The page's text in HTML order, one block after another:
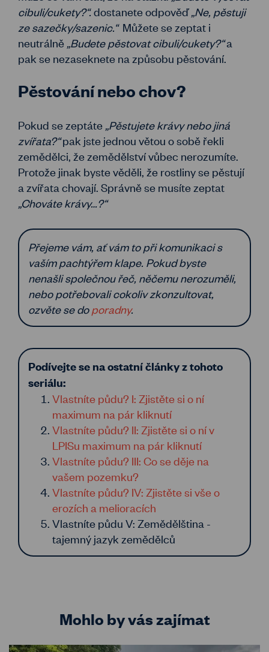
cibuli/cukety?“.dostanete odpověď„Ne, pěstuji
ze sazečky/sazenic.“Můžete se zeptat i
neutrálně „Budete pěstovat cibuli/cukety?“a
pak se nezaseknete na způsobu pěstování.
Pěstování nebo chov?
Pokud se zeptáte „Pěstujete krávy nebo jiná
zvířata?“pak jste jednou větou o sobě řekli
zemědělci, že zemědělství vůbec nerozumíte.
Protože jinak byste věděli, že rostliny se pěstují
a zvířata chovají. Správně se musíte zeptat
„Chováte krávy…?“
Přejeme vám, ať vám to při komunikaci s
vaším pachtýřem klape. Pokud byste
nenašli společnou řeč, něčemu nerozuměli,
nebo potřebovali cokoliv zkonzultovat,
ozvěte se doporadny.
Podívejte se na ostatní články z tohoto
seriálu:
Vlastníte půdu? I: Zjistěte si o ní
maximum na pár kliknutí
Vlastníte půdu? II: Zjistěte si o ní v
LPISu maximum na pár kliknutí
Vlastníte půdu? III: Co se děje na
vašem pozemku?
Vlastníte půdu? IV: Zjistěte si vše o
erozích a melioracích
Vlastníte půdu V: Zemědělština -
tajemný jazyk zemědělců
Mohlo by vás zajímat